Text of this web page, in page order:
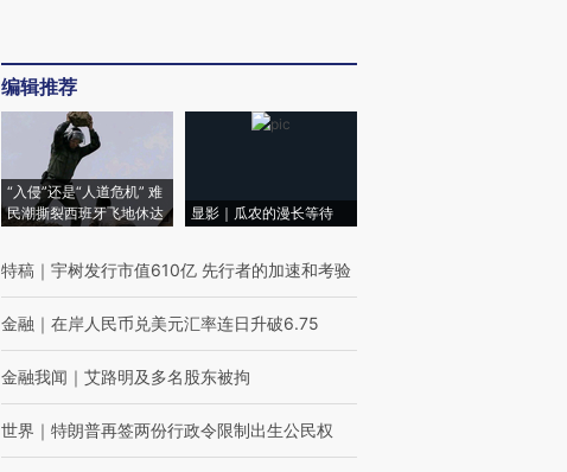
编辑推荐
“入侵”还是“人道危机” 难
民潮撕裂西班牙飞地休达
显影｜瓜农的漫长等待
特稿 ｜ 宇树发行市值610亿 先行者的加速和考验
金融 ｜ 在岸人民币兑美元汇率连日升破6.75
金融我闻 ｜ 艾路明及多名股东被拘
世界 ｜ 特朗普再签两份行政令限制出生公民权